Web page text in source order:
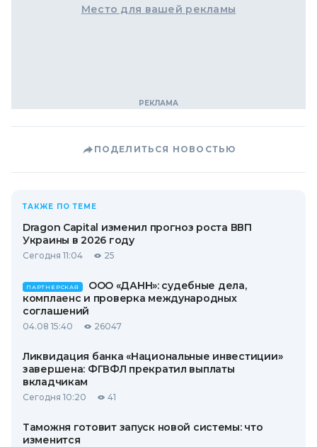
Место для вашей рекламы
ПОДЕЛИТЬСЯ НОВОСТЬЮ
ТАКЖЕ ПО ТЕМЕ
Dragon Capital изменил прогноз роста ВВП
Украины в 2026 году
Сегодня 11:04 25
ПАРТНЕРСКАЯ
ООО «ДАНН»: судебные дела,
комплаенс и проверка международных
соглашений
04.08 15:40 26047
Ликвидация банка «Национальные инвестиции»
завершена: ФГВФЛ прекратил выплаты
вкладчикам
Сегодня 10:20 41
Таможня готовит запуск новой системы: что
изменится